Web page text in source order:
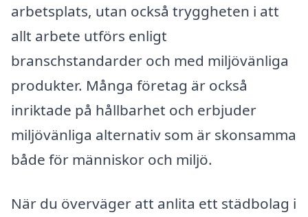
arbetsplats, utan också tryggheten i att
allt arbete utförs enligt
branschstandarder och med miljövänliga
produkter. Många företag är också
inriktade på hållbarhet och erbjuder
miljövänliga alternativ som är skonsamma
både för människor och miljö.
När du överväger att anlita ett städbolag i